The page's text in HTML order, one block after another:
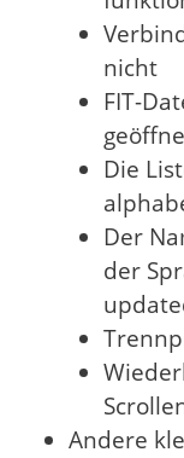
nicht
FIT-
Die
Der
der
Andere